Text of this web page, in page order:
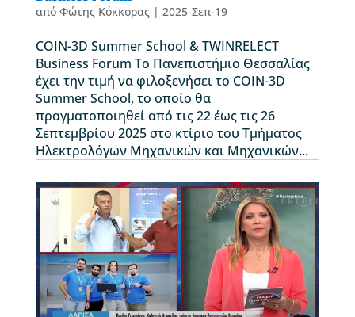
από Φώτης Κόκκορας| 2025-Σεπ-19
COIN-3D Summer School & TWINRELECT
Business Forum Το Πανεπιστήμιο Θεσσαλίας
έχει την τιμή να φιλοξενήσει το COIN-3D
Summer School, το οποίο θα
πραγματοποιηθεί από τις 22 έως τις 26
Σεπτεμβρίου 2025 στο κτίριο του Τμήματος
Ηλεκτρολόγων Μηχανικών και Μηχανικών...